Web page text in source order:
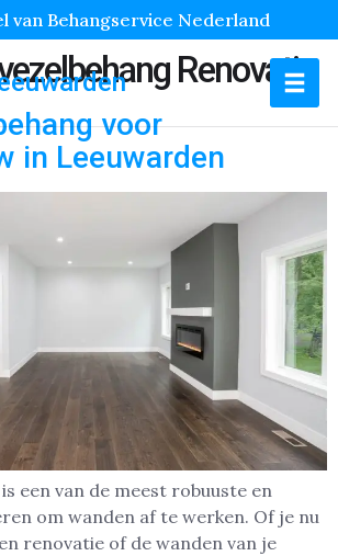
van Behangservice Nederland
Renovatie
voor
in Leeuwarden
een van de meest robuuste en
om wanden af te werken. Of je nu
renovatie of de wanden van je